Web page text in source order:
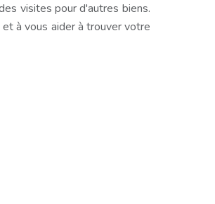
visites pour d'autres biens.
à vous aider à trouver votre